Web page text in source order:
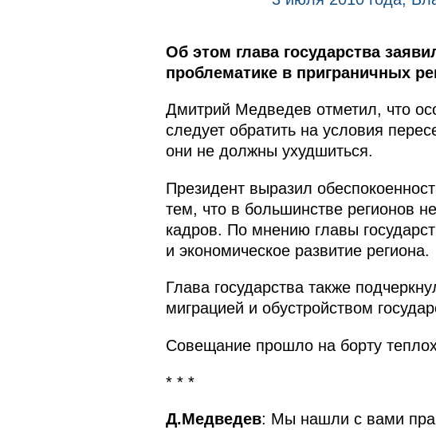
Об этом глава государства
проблематике в приграничных
Дмитрий Медведев отметил, что
следует обратить на условия
они не должны ухудшиться.
Президент выразил
тем, что в большинстве регионов
кадров. По мнению главы
и экономическое развитие региона.
Глава государства также
миграцией и обустройством
Совещание прошло на борту
* * *
Д.Медведев: Мы нашли с вами